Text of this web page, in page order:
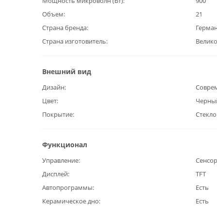
Объем
21
Страна бренда
Страна изготовитель
Внешний вид
Дизайн
Цвет
Покрытие
Стекло
Функционал
Управление
Дисплей
TFT
Автопрограммы
Есть
Керамическое дно
Есть